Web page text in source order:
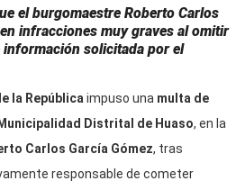
el burgomaestre Roberto Carlos
infracciones muy graves al omitir
información solicitada por el
la República impuso una multa de
Municipalidad Distrital de Huaso, en la
Carlos García Gómez, tras
responsable de cometer